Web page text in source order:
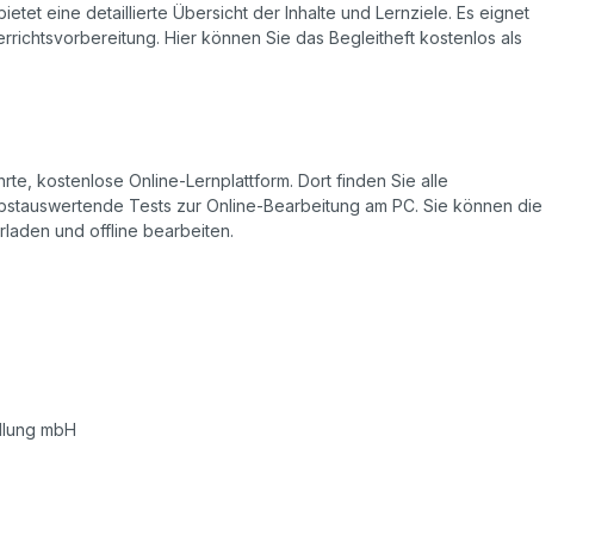
eine detaillierte Übersicht der Inhalte und Lernziele. Es eignet
Hier können Sie das Begleitheft kostenlos als
kostenlose Online-Lernplattform. Dort finden Sie alle
Tests zur Online-Bearbeitung am PC. Sie können die
und offline bearbeiten.
mbH